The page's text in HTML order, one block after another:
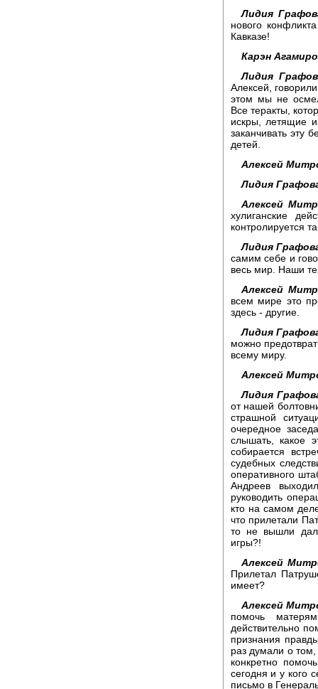
Лидия
нового
Кавказе!
Карэн
Лидия
Алексей,
этом мы не
Все теракты,
искры, летящие
заканчивать эту
детей.
Алексей
Лидия
Алексей
хулиганские
контролируется
Лидия
самим себе и
весь мир. Наши
Алексей
всем мире это
здесь - другие.
Лидия
можно
всему миру.
Алексей
Лидия
от нашей
страшной
очередное
слышать, какое
собирается
судебных
оперативного
Андреев
руководить
кто на самом
что прилетали
то не вышли
игры?!
Алексей
Прилетал
имеет?
Алексей
помочь
действительно
признания
раз думали о
конкретно
сегодня и у кого
письмо в